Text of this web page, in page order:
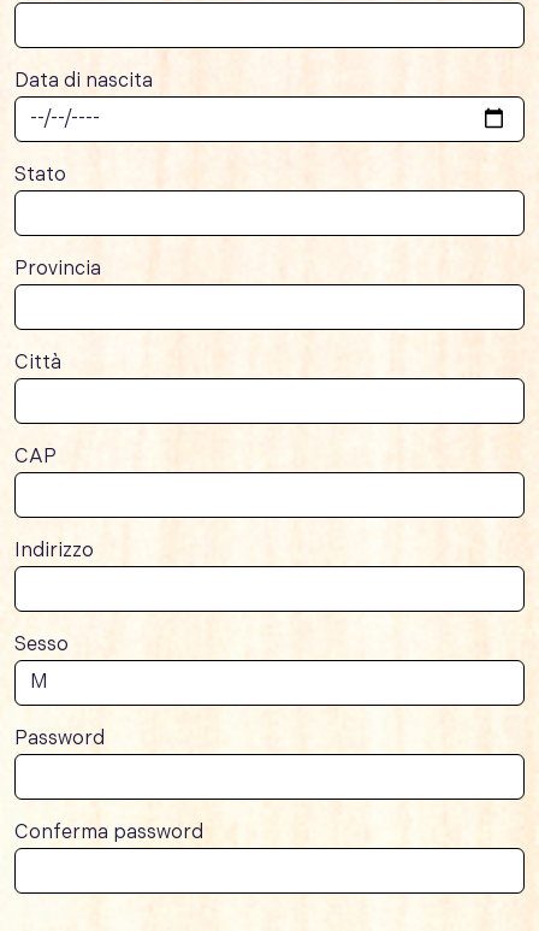
Data di nascita
Stato
Provincia
Città
CAP
Indirizzo
Sesso
Password
Conferma password